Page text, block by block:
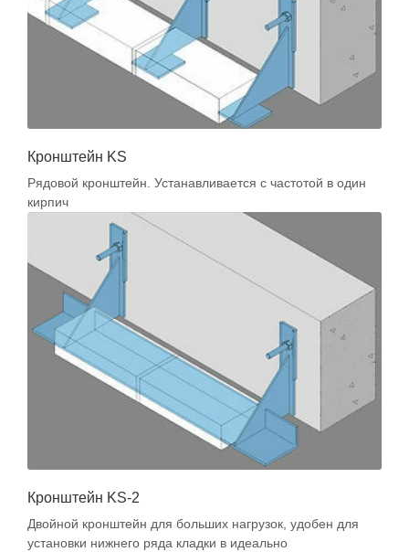
Кронштейн KS
Рядовой кронштейн. Устанавливается с частотой в один
кирпич
Кронштейн KS-2
Двойной кронштейн для больших нагрузок, удобен для
установки нижнего ряда кладки в идеально